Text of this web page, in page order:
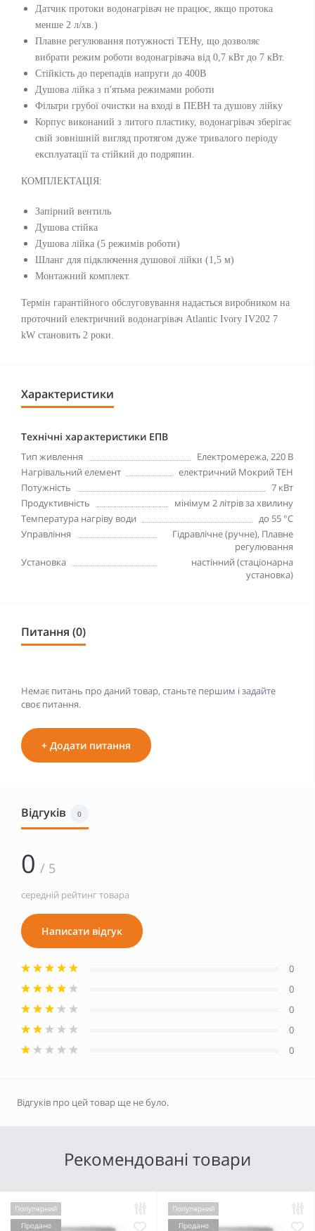
Датчик протоки водонагрівач не працює, якщо протока
менше 2 л/хв.)
Плавне регулювання потужності ТЕНу, що дозволяє
вибрати режим роботи водонагрівача від 0,7 кВт до 7 кВт.
Стійкість до перепадів напруги до 400В
Душова лійка з п'ятьма режимами роботи
Фільтри грубої очистки на вході в ПЕВН та душову лійку
Корпус виконаний з литого пластику, водонагрівач зберігає
свій зовнішній вигляд протягом дуже тривалого періоду
експлуатації та стійкий до подряпин.
КОМПЛЕКТАЦІЯ:
Запірний вентиль
Душова стійка
Душова лійка (5 режимів роботи)
Шланг для підключення душової лійки (1,5 м)
Монтажний комплект.
Термін гарантійного обслуговування надається виробником на
проточний електричний водонагрівач Atlantic Ivory IV202 7
kW становить 2 роки.
Характеристики
Технічні характеристики ЕПВ
Тип живлення
Електромережа, 220 В
Нагрівальний елемент
електричний Мокрий ТЕН
Потужність
7 кВт
Продуктивність
мінімум 2 літрів за хвилину
Температура нагріву води
до 55 °С
Управління
Гідравлічне (ручне), Плавне
регулювання
Установка
настінний (стаціонарна
установка)
Питання (0)
Немає питань про даний товар, станьте першим і задайте
своє питання.
+ Додати питання
Відгуків 0
0 / 5
середній рейтинг товара
Написати відгук
0
0
0
0
0
Відгуків про цей товар ще не було.
Рекомендовані товари
Популярний
Продано
Популярний
Продано